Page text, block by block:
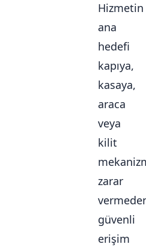
Hizmetin
ana
hedefi
kapıya,
kasaya,
araca
veya
kilit
zarar
güvenli
erişim